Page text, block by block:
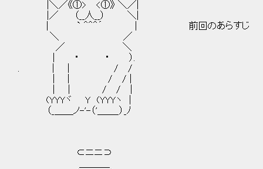
|＼／《①> <①》 ＼／|
|／ （__人__） ＼|
| ` ＾＾＾´ | 前回のあらすじ
＼ ／
／ ＼
| ・ ・ ）.
. | | / /
| | / / |
| | / / |
(YYYヾ Y (YYYヽ |
（_＿＿ノ-'-（'＿＿_）_ﾉ
⊂ニニ⊃